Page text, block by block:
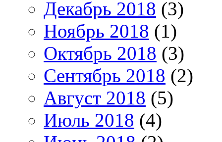
Декабрь 2018 (3)
Ноябрь 2018 (1)
Октябрь 2018 (3)
Сентябрь 2018 (2)
Август 2018 (5)
Июль 2018 (4)